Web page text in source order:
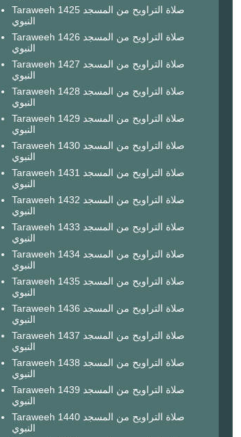
Taraweeh 1425 صلاة التراويح من المسجد
النبوي
Taraweeh 1426 صلاة التراويح من المسجد
النبوي
Taraweeh 1427 صلاة التراويح من المسجد
النبوي
Taraweeh 1428 صلاة التراويح من المسجد
النبوي
Taraweeh 1429 صلاة التراويح من المسجد
النبوي
Taraweeh 1430 صلاة التراويح من المسجد
النبوي
Taraweeh 1431 صلاة التراويح من المسجد
النبوي
Taraweeh 1432 صلاة التراويح من المسجد
النبوي
Taraweeh 1433 صلاة التراويح من المسجد
النبوي
Taraweeh 1434 صلاة التراويح من المسجد
النبوي
Taraweeh 1435 صلاة التراويح من المسجد
النبوي
Taraweeh 1436 صلاة التراويح من المسجد
النبوي
Taraweeh 1437 صلاة التراويح من المسجد
النبوي
Taraweeh 1438 صلاة التراويح من المسجد
النبوي
Taraweeh 1439 صلاة التراويح من المسجد
النبوي
Taraweeh 1440 صلاة التراويح من المسجد
النبوي